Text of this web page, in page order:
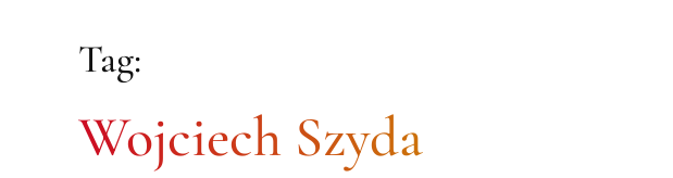
Tag:
Wojciech Szyda